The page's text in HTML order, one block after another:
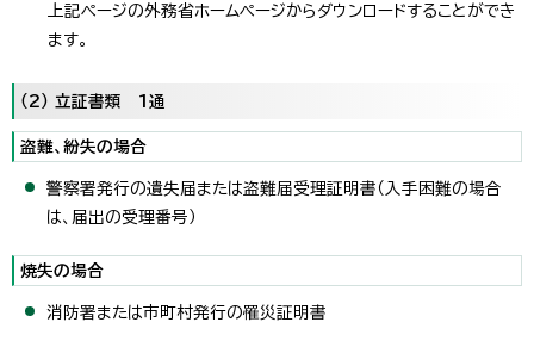
上記ページの外務省ホームページからダウンロードすることができ
ます。
（2） 立証書類 1通
盗難、紛失の場合
警察署発行の遺失届または盗難届受理証明書（入手困難の場合
は、届出の受理番号）
焼失の場合
消防署または市町村発行の罹災証明書